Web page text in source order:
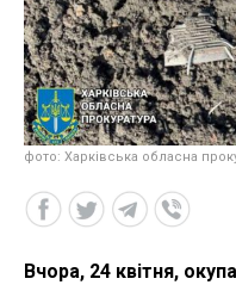
фото: Харківська обласна
Вчора, 24 квітня,